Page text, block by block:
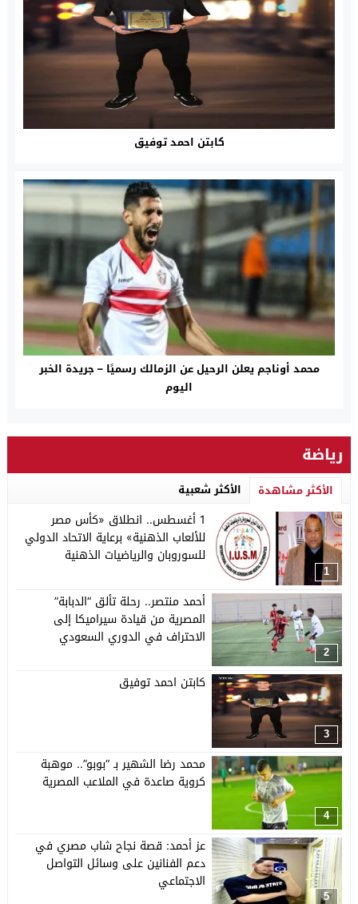
كابتن احمد توفيق
محمد أوناجم يعلن الرحيل عن الزمالك رسميًا – جريدة الخبر
اليوم
رياضة
الأكثر مشاهدة الأكثر شعبية
1
1 أغسطس.. انطلاق «كأس مصر
للألعاب الذهنية» برعاية الاتحاد الدولي
للسوروبان والرياضيات الذهنية
2
أحمد منتصر.. رحلة تألق “الدبابة”
المصرية من قيادة سيراميكا إلى
الاحتراف في الدوري السعودي
3
كابتن احمد توفيق
4
محمد رضا الشهير بـ “بوبو”.. موهبة
كروية صاعدة في الملاعب المصرية
5
عز أحمد: قصة نجاح شاب مصري في
دعم الفنانين على وسائل التواصل
الاجتماعي